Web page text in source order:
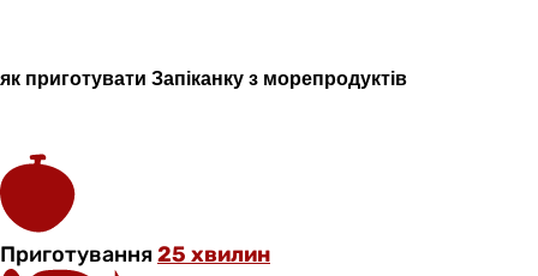
як приготувати Запіканку з морепродуктів
Приготування25 хвилин